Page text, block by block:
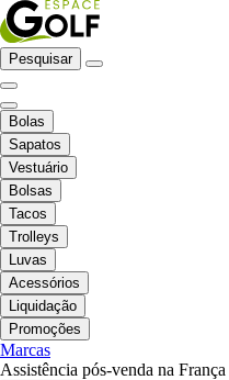
Pesquisar
Bolas
Sapatos
Vestuário
Bolsas
Tacos
Trolleys
Luvas
Acessórios
Liquidação
Promoções
Marcas
Assistência pós-venda na França